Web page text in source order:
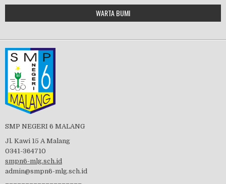
Tes Matrikulasi 2019
visitasi PPK 2019
Google Maps Generator by
embedgooglemap.net
WARTA BUMI
SMP NEGERI 6 MALANG
Jl. Kawi 15 A Malang
0341-364710
smpn6-mlg.sch.id
admin@smpn6-mlg.sch.id